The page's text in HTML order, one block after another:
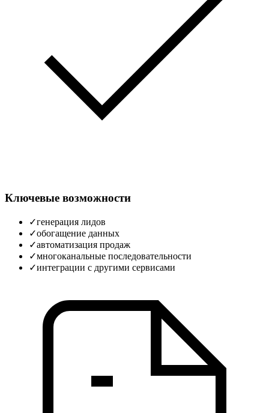
Ключевые возможности
✓генерация лидов
✓обогащение данных
✓автоматизация продаж
✓многоканальные последовательности
✓интеграции с другими сервисами